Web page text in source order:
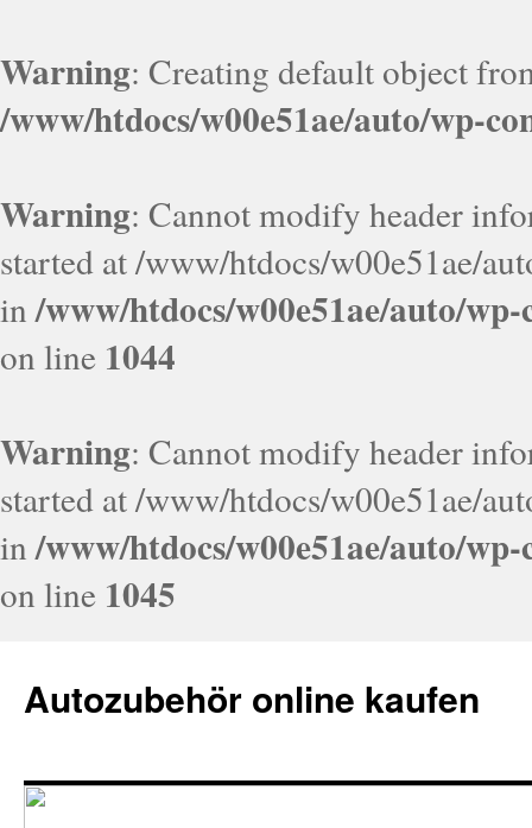
Warning: Creating default object
/www/htdocs/w00e51ae/auto/wp-
Warning: Cannot modify header
started at /www/htdocs/w00e51ae/
in/www/htdocs/w00e51ae/auto/
on line 1044
Warning: Cannot modify header
started at /www/htdocs/w00e51ae/
in/www/htdocs/w00e51ae/auto/
on line 1045
Autozubehör online kaufen